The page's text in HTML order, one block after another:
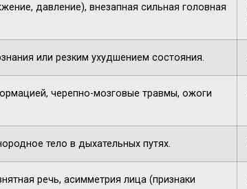
давление), внезапная сильная головная
или резким ухудшением состояния.
черепно-мозговые травмы, ожоги
тело в дыхательных путях.
речь, асимметрия лица (признаки